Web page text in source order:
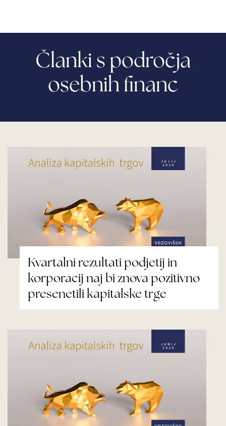
Članki s področja
osebnih financ
Kvartalni rezultati podjetij in
korporacij naj bi znova pozitivno
presenetili kapitalske trge